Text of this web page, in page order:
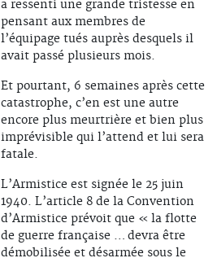
a ressenti une grande tristesse en
pensant aux membres de
l’équipage tués auprès desquels il
avait passé plusieurs mois.
Et pourtant, 6 semaines après cette
catastrophe, c’en est une autre
encore plus meurtrière et bien plus
imprévisible qui l’attend et lui sera
fatale.
L’Armistice est signée le 25 juin
1940. L’article 8 de la Convention
d’Armistice prévoit que « la flotte
de guerre française … devra être
démobilisée et désarmée sous le